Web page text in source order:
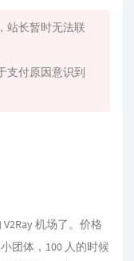
站长暂时无法联
支付原因意识到
机场了。价格
团体，100 人的时候